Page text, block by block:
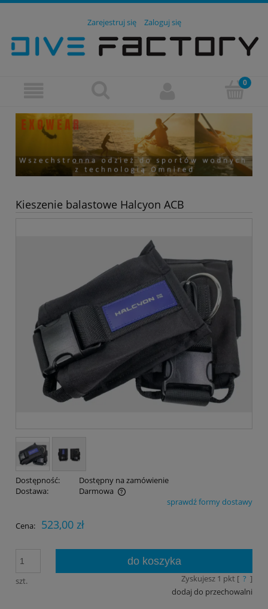
Zarejestruj się Zaloguj się
Kieszenie balastowe Halcyon ACB
Dostępność:
Dostępny na zamówienie
Dostawa:
Darmowa
Cena nie zawiera ewentualnych kosztów płatnościsprawdź formy dostawy
Cena: 523,00 zł
szt.
do koszyka
Zyskujesz 1 pkt [ ? ]
dodaj do przechowalni